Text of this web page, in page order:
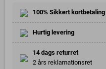
100% Sikkert kortbetaling
Hurtig levering
14 dags returret
2 års reklamationsret